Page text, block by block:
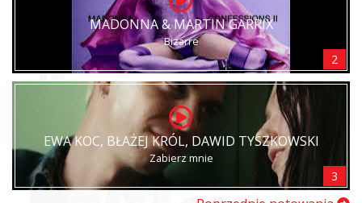
MADONNA & MARTIN GARRIX
Bizarre
2
EWA KOC, BŁAŻEJ KRÓL, DAWID TYSZKOWSKI
Zabierz mnie
3